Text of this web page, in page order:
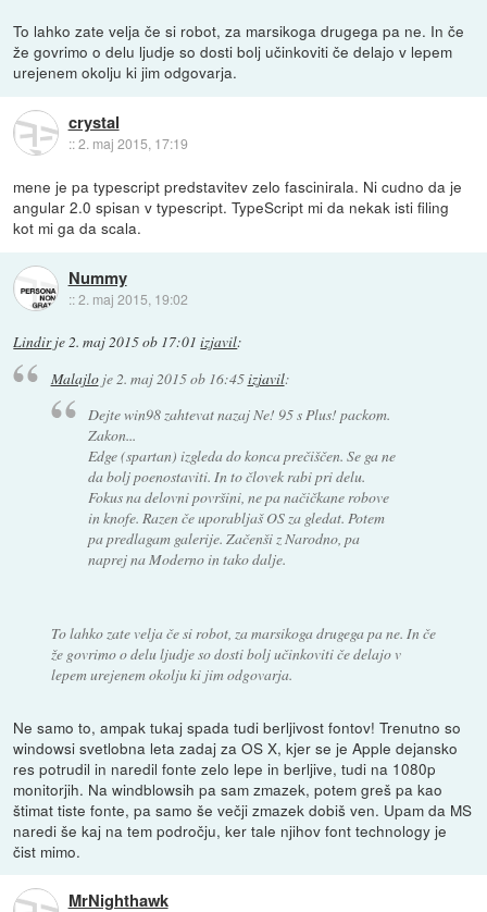
To lahko zate velja če si robot, za marsikoga drugega pa ne. In če
že govrimo o delu ljudje so dosti bolj učinkoviti če delajo v lepem
urejenem okolju ki jim odgovarja.
crystal
::2. maj 2015, 17:19
mene je pa typescript predstavitev zelo fascinirala. Ni cudno da je
angular 2.0 spisan v typescript. TypeScript mi da nekak isti filing
kot mi ga da scala.
Nummy
::2. maj 2015, 19:02
Lindirje2. maj 2015 ob 17:01 izjavil:
Malajloje2. maj 2015 ob 16:45izjavil:
Dejte win98 zahtevat nazaj Ne! 95 s Plus! packom.
Zakon...
Edge (spartan) izgleda do konca prečiščen. Se ga ne
da bolj poenostaviti. In to človek rabi pri delu.
Fokus na delovni površini, ne pa načičkane robove
in knofe. Razen če uporabljaš OS za gledat. Potem
pa predlagam galerije. Začenši z Narodno, pa
naprej na Moderno in tako dalje.
To lahko zate velja če si robot, za marsikoga drugega pa ne. In če
že govrimo o delu ljudje so dosti bolj učinkoviti če delajo v
lepem urejenem okolju ki jim odgovarja.
Ne samo to, ampak tukaj spada tudi berljivost fontov! Trenutno so
windowsi svetlobna leta zadaj za OS X, kjer se je Apple dejansko
res potrudil in naredil fonte zelo lepe in berljive, tudi na 1080p
monitorjih. Na windblowsih pa sam zmazek, potem greš pa kao
štimat tiste fonte, pa samo še večji zmazek dobiš ven. Upam da MS
naredi še kaj na tem področju, ker tale njihov font technology je
čist mimo.
MrNighthawk